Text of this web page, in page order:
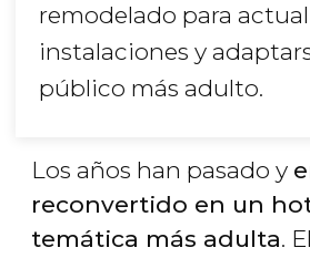
remodelado para
instalaciones y
público más adulto.
Los años han pasado y
reconvertido en un
temática más adulta.